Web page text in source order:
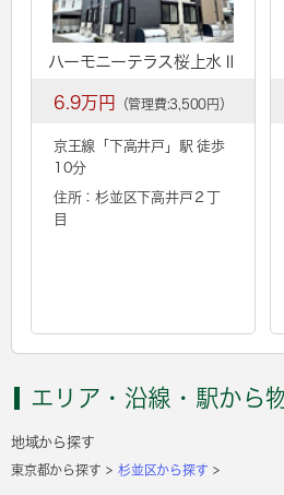
ハーモニーテラス桜上水Ⅱ
6.9万円 （管理費:3,500円）
京王線「 下高井戸 」駅 徒歩
10分
住所：杉並区下高井戸２丁
目
エリア・沿線・駅から
地域から探す
東京都から探す 杉並区から探す